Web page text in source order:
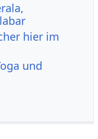
hier im
und